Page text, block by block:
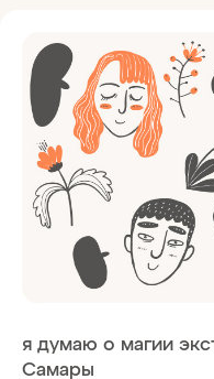
я думаю о магии
Самары